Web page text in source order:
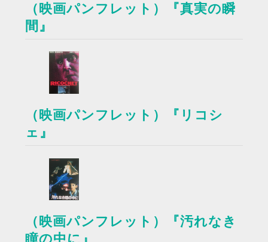
（映画パンフレット）『真実の瞬
間』
（映画パンフレット）『リコシ
ェ』
（映画パンフレット）『汚れなき
瞳の中に』